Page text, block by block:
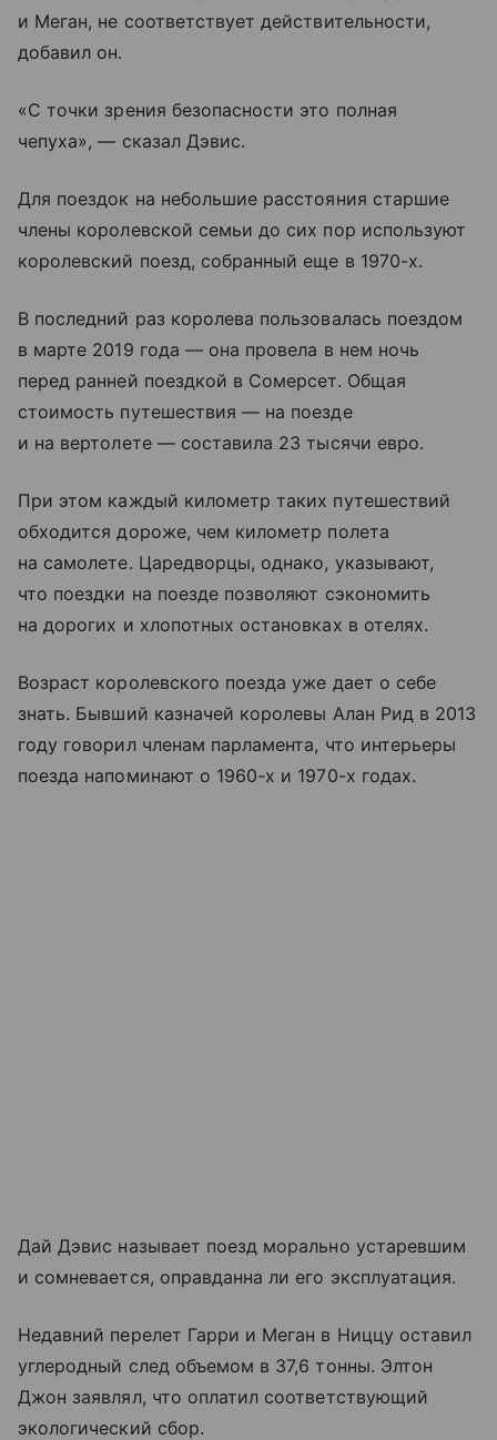
и Меган, не соответствует действительности,
добавил он.
«С точки зрения безопасности это полная
чепуха», — сказал Дэвис.
Для поездок на небольшие расстояния старшие
члены королевской семьи до сих пор используют
королевский поезд, собранный еще в 1970-х.
В последний раз королева пользовалась поездом
в марте 2019 года — она провела в нем ночь
перед ранней поездкой в Сомерсет. Общая
стоимость путешествия — на поезде
и на вертолете — составила 23 тысячи евро.
При этом каждый километр таких путешествий
обходится дороже, чем километр полета
на самолете. Царедворцы, однако, указывают,
что поездки на поезде позволяют сэкономить
на дорогих и хлопотных остановках в отелях.
Возраст королевского поезда уже дает о себе
знать. Бывший казначей королевы Алан Рид в 2013
году говорил членам парламента, что интерьеры
поезда напоминают о 1960-х и 1970-х годах.
Дай Дэвис называет поезд морально устаревшим
и сомневается, оправданна ли его эксплуатация.
Недавний перелет Гарри и Меган в Ниццу оставил
углеродный след объемом в 37,6 тонны. Элтон
Джон заявлял, что оплатил соответствующий
экологический сбор.